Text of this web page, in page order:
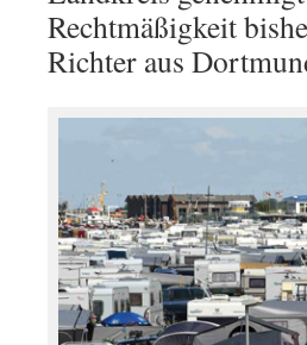
Rechtmäßigkeit
Richter aus